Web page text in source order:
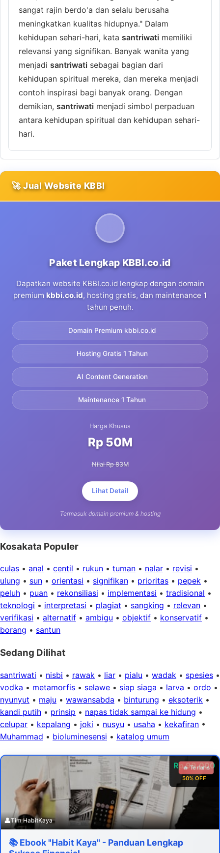
sangat rajin berdo'a dan selalu berusaha
meningkatkan kualitas hidupnya." Dalam
kehidupan sehari-hari, kata santriwati memiliki
relevansi yang signifikan. Banyak wanita yang
menjadi santriwati sebagai bagian dari
kehidupan spiritual mereka, dan mereka menjadi
contoh inspirasi bagi banyak orang. Dengan
demikian, santriwati menjadi simbol perpaduan
antara kehidupan spiritual dan kehidupan sehari-
hari.
🚀 Jual Website KBBI
Paket Lengkap KBBI.co.id
Dapatkan website KBBI.co.id lengkap dengan domain
premium kbbi.co.id, hosting gratis, dan maintenance 1
tahun penuh.
Domain Premium kbbi.co.id
Hosting Gratis 1 Tahun
AI Content Generation
Maintenance 1 Tahun
Harga Khusus
Rp 50M
Nilai Rp 83M
Lihat Detail
Termasuk domain premium & hosting
Kosakata Populer
culas • anal • centil • rukun • tuman • nalar • revisi •
ulung • sun • orientasi • signifikan • prioritas • pepek •
peluh • puan • rekonsiliasi • implementasi • tradisional •
teknologi • interpretasi • plagiat • sangking • relevan •
verifikasi • alternatif • ambigu • objektif • konservatif •
borang • santun
Sedang Dilihat
santriwati • nisbi • rawak • liar • pialu • wadak • spesies •
vodka • metamorfis • selawe • siap siaga • larva • ordo •
nyunyut • maju • wawansabda • binturung • eksoterik •
kandi putih • prinsip • napas tidak sampai ke hidung •
celupar • kepalang • joki • nusyu • usaha • kekafiran •
Muhammad • bioluminesensi • katalog umum
Rp 99.000
50% OFF
🔥 Terlaris
👤Tim HabitKaya
📚 Ebook "Habit Kaya" - Panduan Lengkap